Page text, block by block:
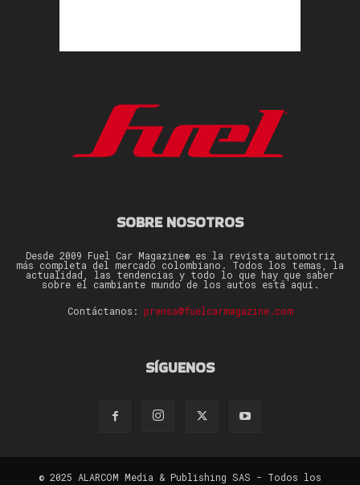
SOBRE NOSOTROS
Desde 2009 Fuel Car Magazine® es la revista automotriz
más completa del mercado colombiano. Todos los temas, la
actualidad, las tendencias y todo lo que hay que saber
sobre el cambiante mundo de los autos está aquí.
Contáctanos: prensa@fuelcarmagazine.com
SÍGUENOS
© 2025 ALARCOM Media & Publishing SAS - Todos los